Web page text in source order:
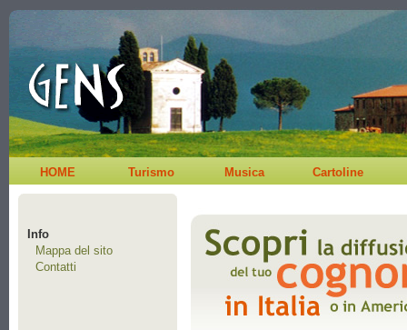
HOME Turismo Musica Cartoline
Info
Mappa del sito
Contatti